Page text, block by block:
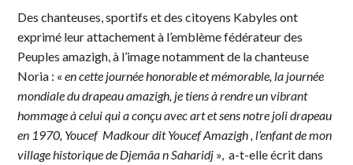
Des chanteuses, sportifs et des citoyens Kabyles ont
exprimé leur attachement à l’emblème fédérateur des
Peuples amazigh, à l’image notamment de la chanteuse
Noria : «en cette journée honorable et mémorable, la journée
mondiale du drapeau amazigh, je tiens à rendre un vibrant
hommage à celui qui a conçu avec art et sens notre joli drapeau
en 1970, Youcef Madkour dit Youcef Amazigh , l’enfant de mon
village historique de Djemâa n Saharidj », a-t-elle écrit dans